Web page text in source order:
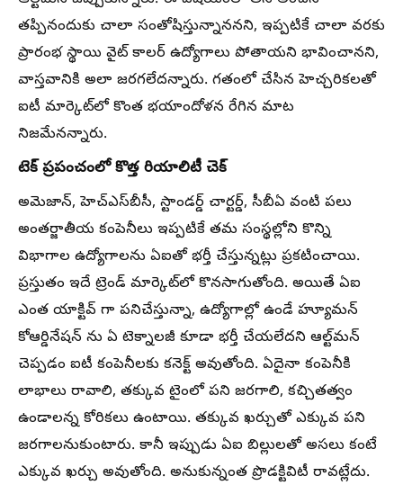
తప్పినందుకు చాలా సంతోషిస్తున్నాననని, ఇప్పటికే చాలా వరకు
ప్రారంభ స్థాయి వైట్‌ కాలర్‌ ఉద్యోగాలు పోతాయని భావించానని,
వాస్తవానికి అలా జరగలేదన్నారు. గతంలో చేసిన హెచ్చరికలతో
ఐటీ మార్కెట్‌లో కొంత భయాందోళన రేగిన మాట
నిజమేనన్నారు.
టెక్ ప్రపంచంలో కొత్త రియాలిటీ చెక్
అమెజాన్, హెచ్‌ఎస్‌బీసీ, స్టాండర్డ్‌ చార్టర్డ్, సీబీఏ వంటి పలు
అంతర్జాతీయ కంపెనీలు ఇప్పటికే తమ సంస్థల్లోని కొన్ని
విభాగాల ఉద్యోగాలను ఏఐతో భర్తీ చేస్తున్నట్లు ప్రకటించాయి.
ప్రస్తుతం ఇదే ట్రెండ్ మార్కెట్‌లో కొనసాగుతోంది. అయితే ఏఐ
ఎంత యాక్టివ్ గా పనిచేస్తున్నా, ఉద్యోగాల్లో ఉండే హ్యూమన్
కోఆర్డినేషన్ ను ఏ టెక్నాలజీ కూడా భర్తీ చేయలేదని ఆల్ట్‌మన్‌
చెప్పడం ఐటీ కంపెనీలకు కనెక్ట్ అవుతోంది. ఏదైనా కంపెనీకి
లాభాలు రావాలి, తక్కువ టైంలో పని జరగాలి, కచ్చితత్వం
ఉండాలన్న కోరికలు ఉంటాయి. తక్కువ ఖర్చుతో ఎక్కువ పని
జరగాలనుకుంటారు. కానీ ఇప్పుడు ఏఐ బిల్లులతో అసలు కంటే
ఎక్కువ ఖర్చు అవుతోంది. అనుకున్నంత ప్రొడక్టివిటీ రావట్లేదు.